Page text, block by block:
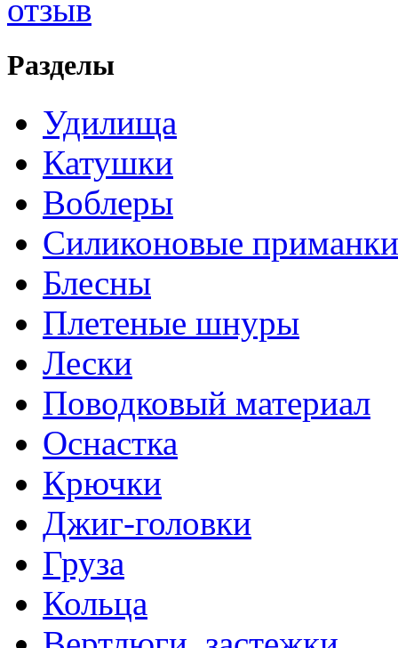
Разделы
Удилища
Катушки
Воблеры
Силиконовые приманки
Блесны
Плетеные шнуры
Лески
Поводковый материал
Оснастка
Крючки
Джиг-головки
Груза
Кольца